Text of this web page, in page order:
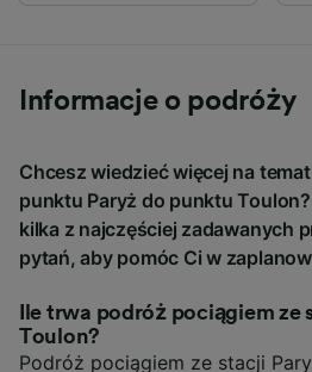
Informacje o podróży
Chcesz wiedzieć więcej na
punktu Paryż do punktu
kilka z najczęściej zadawanych
pytań, aby pomóc Ci w
Ile trwa podróż pociągiem ze
Toulon?
Podróż pociągiem ze stacji